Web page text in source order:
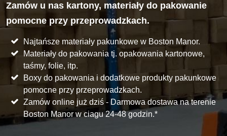
Zamów u nas kartony, materiały do pakowanie
pomocne przy przeprowadzkach.
Najtańsze materiały pakunkowe w Boston Manor.
Materiały do pakowania tj. opakowania kartonowe,
taśmy, folie, itp.
Boxy do pakowania i dodatkowe produkty pakunkowe
pomocne przy przeprowadzkach.
Zamów online już dziś - Darmowa dostawa na terenie
Boston Manor w ciagu 24-48 godzin.*